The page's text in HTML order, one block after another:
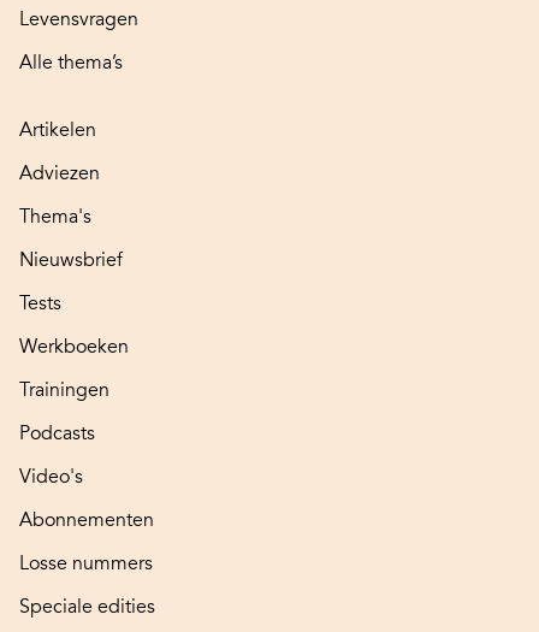
Levensvragen
Alle thema’s
Artikelen
Adviezen
Thema's
Nieuwsbrief
Tests
Werkboeken
Trainingen
Podcasts
Video's
Abonnementen
Losse nummers
Speciale edities